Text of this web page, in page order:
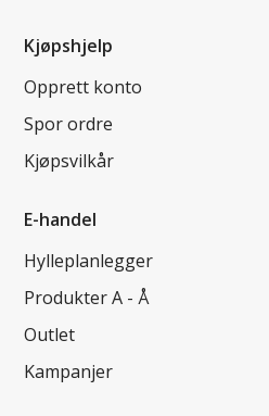
Kjøpshjelp
Opprett konto
Spor ordre
Kjøpsvilkår
E-handel
Hylleplanlegger
Produkter A - Å
Outlet
Kampanjer